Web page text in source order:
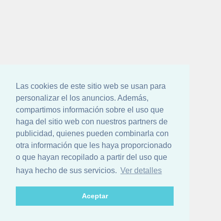
Las cookies de este sitio web se usan para
personalizar el los anuncios. Además,
compartimos información sobre el uso que
haga del sitio web con nuestros partners de
publicidad, quienes pueden combinarla con
otra información que les haya proporcionado
o que hayan recopilado a partir del uso que
haya hecho de sus servicios. Ver detalles
Aceptar